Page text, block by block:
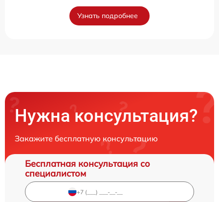
Узнать подробнее
Нужна консультация?
Закажите бесплатную консультацию
Бесплатная консультация со
специалистом